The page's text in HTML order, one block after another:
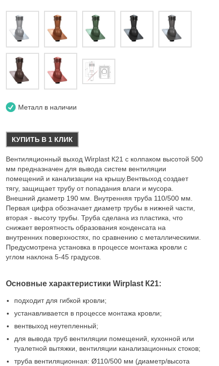
Металл в наличии
КУПИТЬ В 1 КЛИК
Вентиляционный выход Wirplast К21 с колпаком высотой 500
мм предназначен для вывода систем вентиляции
помещений и канализации на крышу.Вентвыход создает
тягу, защищает трубу от попадания влаги и мусора.
Внешний диаметр 190 мм. Внутренняя труба 110/500 мм.
Первая цифра обозначает диаметр трубы в нижней части,
вторая - высоту трубы. Труба сделана из пластика, что
снижает вероятность образования конденсата на
внутренних поверхностях, по сравнению с металлическими.
Предусмотрена установка в процессе монтажа кровли с
углом наклона 5-45 градусов.
Основные характеристики Wirplast К21:
подходит для гибкой кровли;
устанавливается в процессе монтажа кровли;
вентвыход неутепленный;
для вывода труб вентиляции помещений, кухонной или
туалетной вытяжки, вентиляции канализационных стоков;
труба вентиляционная: Ø110/500 мм (диаметр/высота